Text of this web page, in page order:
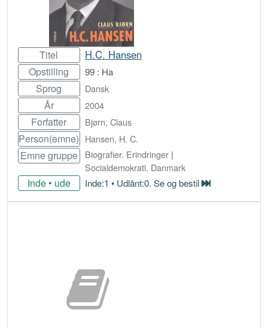
Titel H.C. Hansen
Opstilling 99 : Ha
Sprog Dansk
År 2004
Forfatter Bjørn, Claus
Person(emne) Hansen, H. C.
Emne gruppe Biografier. Erindringer |
Socialdemokrati. Danmark
Inde • ude Inde:1 • Udlånt:0. Se og bestil
Bestil